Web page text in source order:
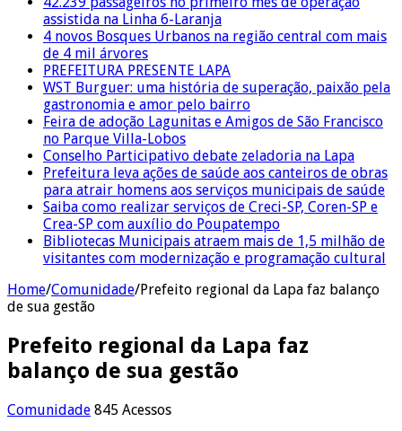
assistida na Linha 6-Laranja
4 novos Bosques Urbanos na região central com mais
de 4 mil árvores
PREFEITURA PRESENTE LAPA
WST Burguer: uma história de superação, paixão pela
gastronomia e amor pelo bairro
Feira de adoção Lagunitas e Amigos de São Francisco
no Parque Villa-Lobos
Conselho Participativo debate zeladoria na Lapa
Prefeitura leva ações de saúde aos canteiros de obras
para atrair homens aos serviços municipais de saúde
Saiba como realizar serviços de Creci-SP, Coren-SP e
Crea-SP com auxílio do Poupatempo
Bibliotecas Municipais atraem mais de 1,5 milhão de
visitantes com modernização e programação cultural
Home/Comunidade/Prefeito regional da Lapa faz balanço
de sua gestão
Prefeito regional da Lapa faz
balanço de sua gestão
Comunidade 845 Acessos